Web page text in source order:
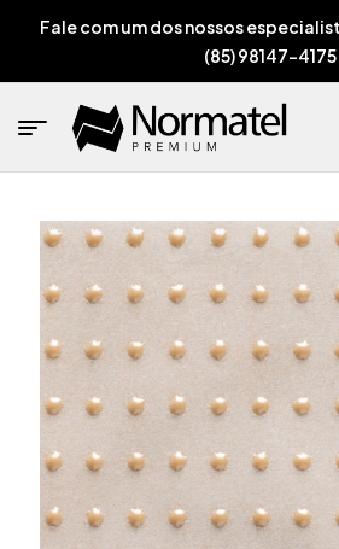
Fale com um dos nossos
(85) 98147-4175